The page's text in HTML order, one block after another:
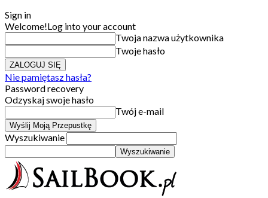
Sign in
Welcome!Log into your account
Twoja nazwa użytkownika
Twoje hasło
Nie pamiętasz hasła?
Password recovery
Odzyskaj swoje hasło
Twój e-mail
Wyszukiwanie